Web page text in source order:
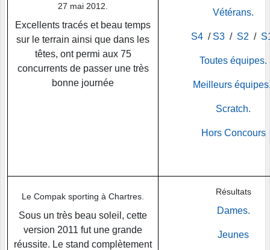
27 mai 2012.
Excellents tracés et beau temps
sur le terrain ainsi que dans les
têtes, ont permi aux 75
concurrents de passer une très
bonne journée
Vétérans.
S4 / S3 / S2 /
Toutes équipes.
Meilleurs
Scratch.
Hors Concours
Le Compak sporting à Chartres.
Sous un très beau soleil, cette
version 2011 fut une grande
réussite. Le stand complètement
Résultats
Dames.
Jeunes